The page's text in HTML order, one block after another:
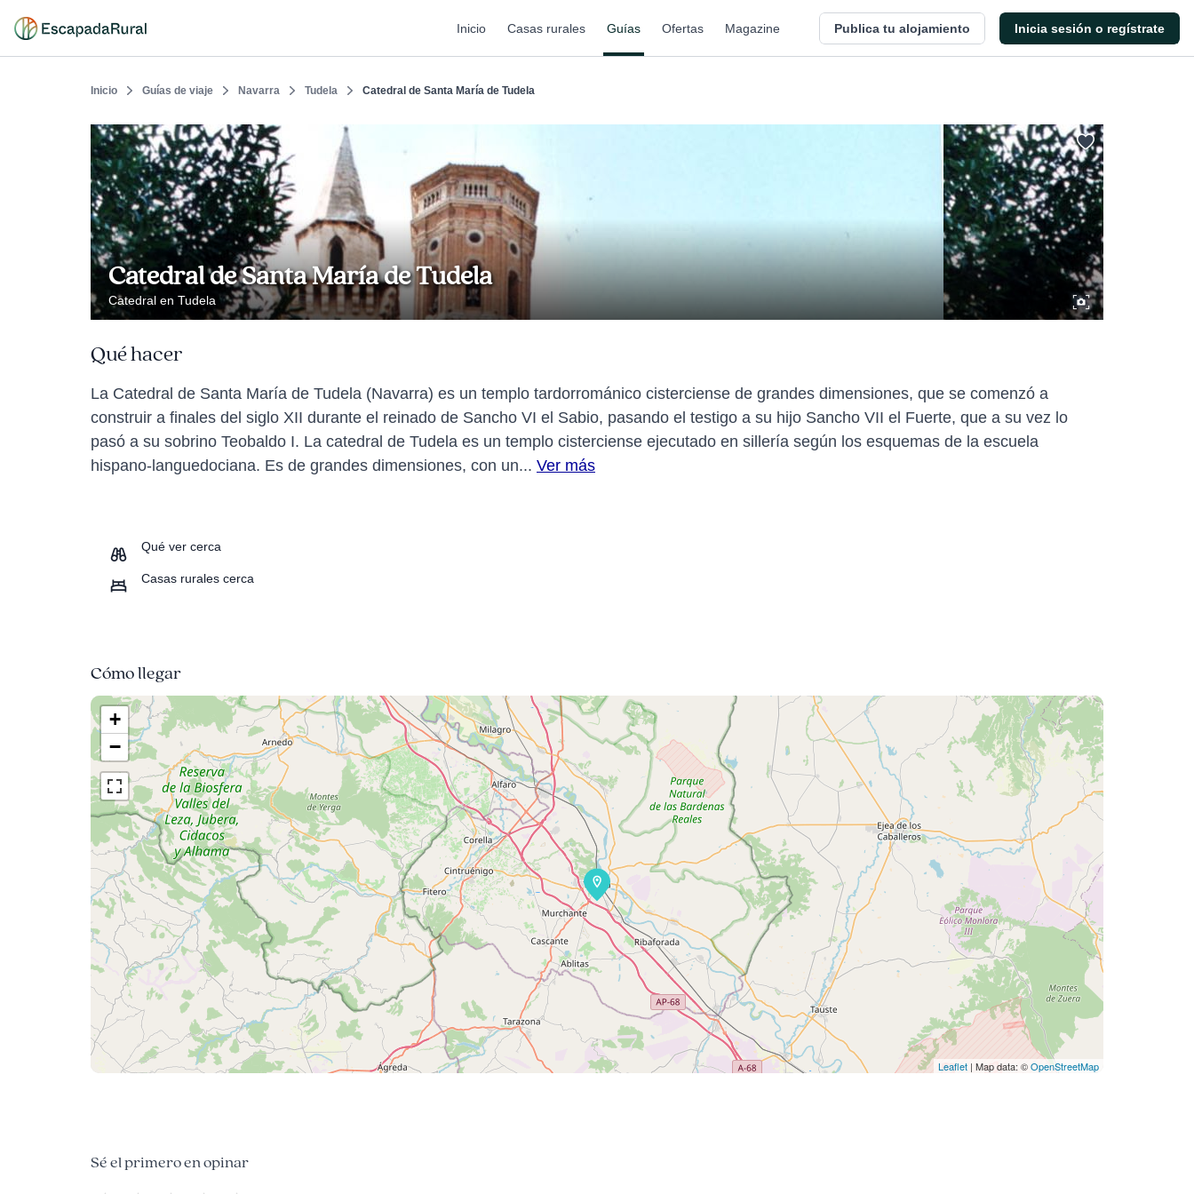
Inicio Casas rurales Guías Ofertas Magazine Publica tu alojamiento Inicia sesión o regístrate
Inicio Guías de viaje Navarra Tudela Catedral de Santa María de Tudela
Catedral de Santa María de Tudela
Catedral en Tudela
Qué hacer
La Catedral de Santa María de Tudela (Navarra) es un templo tardorrománico cisterciense de grandes dimensiones, que se comenzó a
construir a finales del siglo XII durante el reinado de Sancho VI el Sabio, pasando el testigo a su hijo Sancho VII el Fuerte, que a su vez lo
pasó a su sobrino Teobaldo I. La catedral de Tudela es un templo cisterciense ejecutado en sillería según los esquemas de la escuela
hispano-languedociana. Es de grandes dimensiones, con un... Ver más
Qué ver cerca
Casas rurales cerca
Cómo llegar
+
−
Leaflet | Map data: ©OpenStreetMap
Sé el primero en opinar